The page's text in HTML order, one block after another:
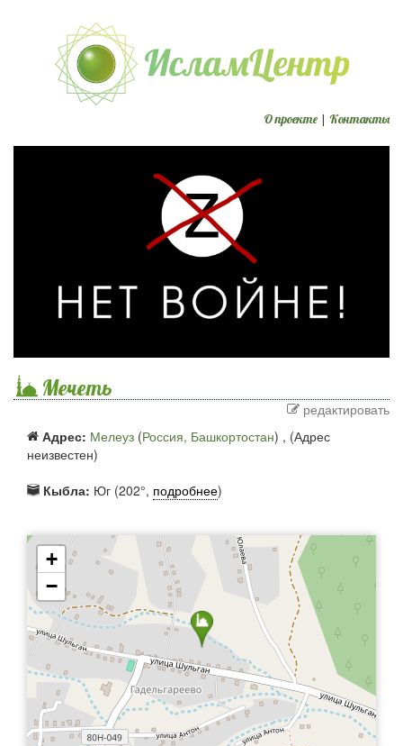
О проекте | Контакты
Мечеть
редактировать
Адрес: Мелеуз (Россия, Башкортостан) , (Адрес
неизвестен)
Кыбла: Юг (202°, подробнее)
+
−